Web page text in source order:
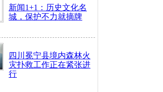
新闻1+1：历史文化名
城，保护不力就摘牌
四川冕宁县境内森林火
灾扑救工作正在紧张进
行